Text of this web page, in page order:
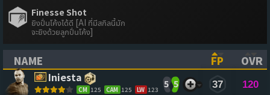
Finesse Shot
ยิงปั่นโค้งได้ดี [AI ที่มีสกิลนี้มัก
จะยิงด้วยลูกปั่นโค้ง]
NAME
(CLICK TO SORT ASCENDING)
FP
OVR
Iniesta
CM 125 CAM 125 LW 123
5 5 37 120